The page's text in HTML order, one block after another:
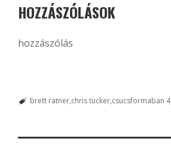
HOZZÁSZÓLÁSOK
hozzászólás
brett ratner chris tucker csucsformaban 4